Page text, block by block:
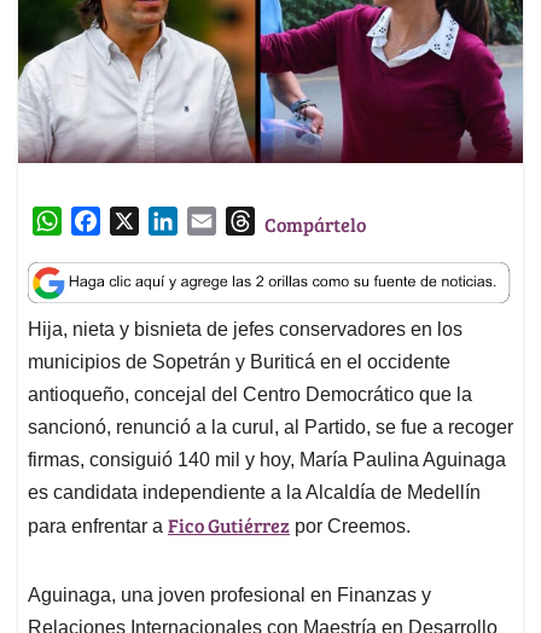
W
a
t
s
A
p
p
c
e
b
o
o
k
n
k
e
d
I
n
a
i
l
T
r
e
a
d
s
Compártelo
Hija, nieta y bisnieta de jefes conservadores en los
municipios de Sopetrán y Buriticá en el occidente
antioqueño, concejal del Centro Democrático que la
sancionó, renunció a la curul, al Partido, se fue a recoger
firmas, consiguió 140 mil y hoy, María Paulina Aguinaga
es candidata independiente a la Alcaldía de Medellín
para enfrentar a Fico Gutiérrez por Creemos.
Aguinaga, una joven profesional en Finanzas y
Relaciones Internacionales con Maestría en Desarrollo